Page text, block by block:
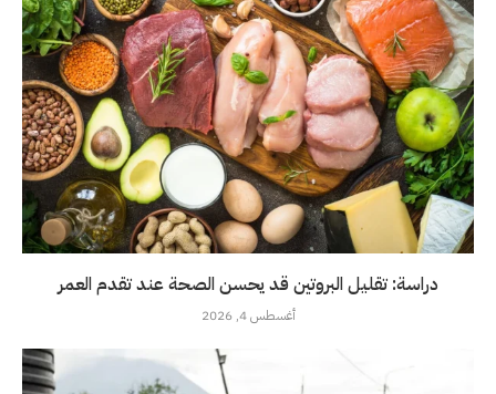
دراسة: تقليل البروتين قد يحسن الصحة عند تقدم العمر
أغسطس 4, 2026